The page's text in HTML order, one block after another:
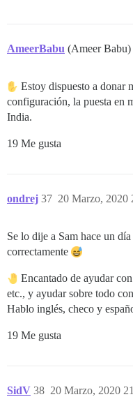
AmeerBabu (Ameer Babu)
Estoy dispuesto a donar
configuración, la puesta en
India.
19 Me gusta
ondrej 20 Marzo, 2020
37
Se lo dije a Sam hace un
correctamente
Encantado de ayudar
etc., y ayudar sobre todo
Hablo inglés, checo y
19 Me gusta
SidV 20 Marzo, 2020
38